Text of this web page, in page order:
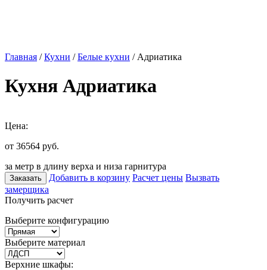
Главная /Кухни /Белые кухни / Адриатика
Кухня Адриатика
Цена:
от 36564 руб.
за метр в длину верха и низа гарнитура
Заказать Добавить в корзину Расчет цены Вызвать
замерщика
Получить расчет
Выберите конфигурацию
Выберите материал
Верхние шкафы: